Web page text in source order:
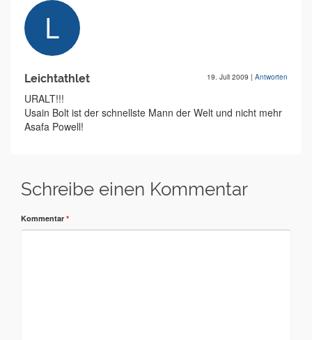
Leichtathlet 19. Juli 2009 | Antworten
URALT!!!
Usain Bolt ist der schnellste Mann der Welt und nicht mehr
Asafa Powell!
Schreibe einen Kommentar
Kommentar *